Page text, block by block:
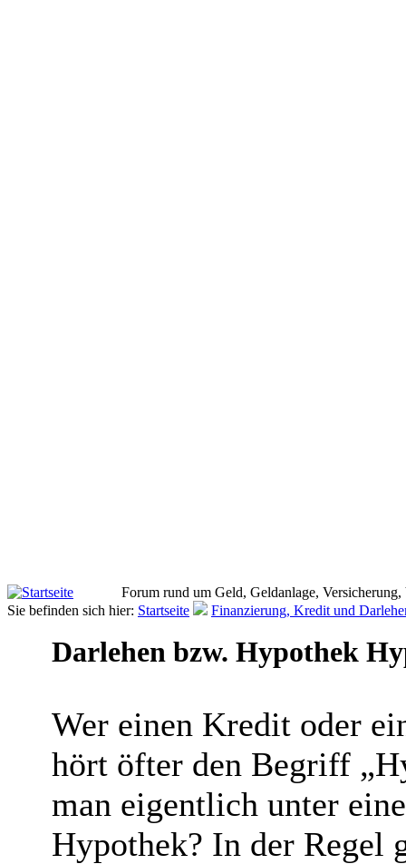
Forum rund um Geld, Geldanlage,
Sie befinden sich hier: Startseite Finanzierung, Kredit und
Darlehen bzw. Hypothek
Wer einen Kredit oder
hört öfter den Begriff
man eigentlich unter
Hypothek? In der Regel